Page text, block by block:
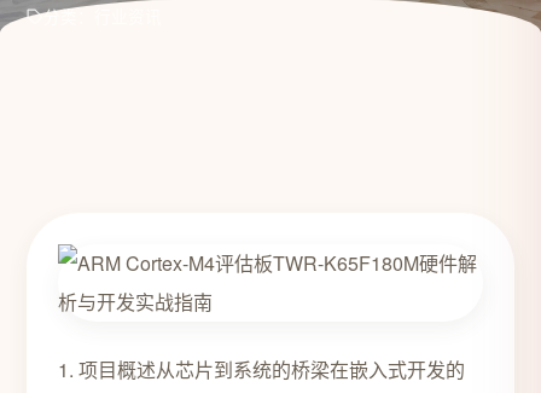
分类：行业资讯
1. 项目概述从芯片到系统的桥梁在嵌入式开发的